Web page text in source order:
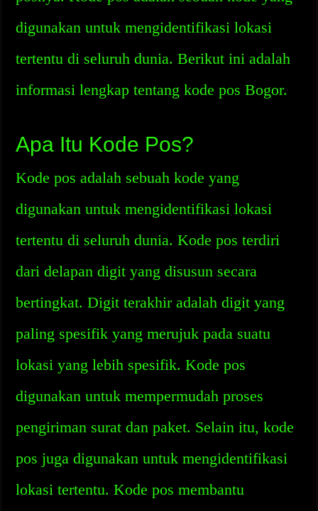
digunakan untuk mengidentifikasi lokasi
tertentu di seluruh dunia. Berikut ini adalah
informasi lengkap tentang kode pos Bogor.
Apa Itu Kode Pos?
Kode pos adalah sebuah kode yang
digunakan untuk mengidentifikasi lokasi
tertentu di seluruh dunia. Kode pos terdiri
dari delapan digit yang disusun secara
bertingkat. Digit terakhir adalah digit yang
paling spesifik yang merujuk pada suatu
lokasi yang lebih spesifik. Kode pos
digunakan untuk mempermudah proses
pengiriman surat dan paket. Selain itu, kode
pos juga digunakan untuk mengidentifikasi
lokasi tertentu. Kode pos membantu